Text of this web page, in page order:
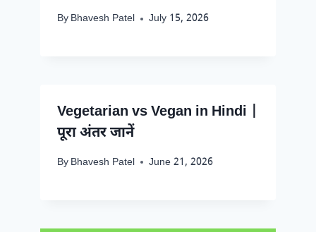
By Bhavesh Patel July 15, 2026
Vegetarian vs Vegan in Hindi |
पूरा अंतर जानें
By Bhavesh Patel June 21, 2026